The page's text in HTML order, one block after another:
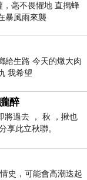
毫不畏懼地 直搗蜂
暴風雨來襲
給生路 今天的燉大肉
我希望
醉
將過去 ， 秋 ，揪也
享此立秋聯。
史，可能會高潮迭起